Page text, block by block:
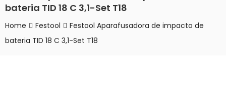
bateria TID 18 C 3,1-Set T18
Home Festool
Festool Aparafusadora de impacto de
bateria TID 18 C 3,1-Set T18